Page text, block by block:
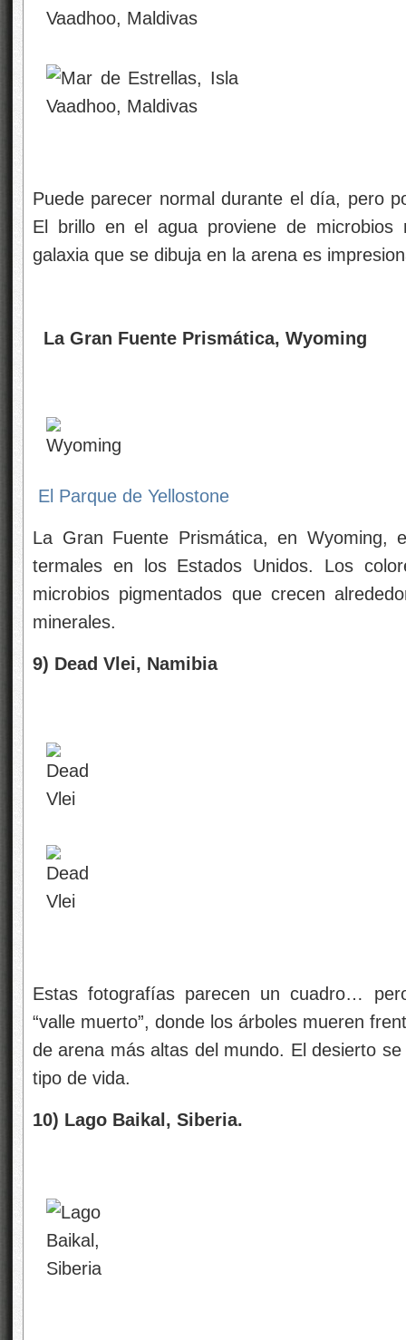
Puede parecer normal durante el día, pero
El brillo en el agua proviene de microbios
galaxia que se dibuja en la arena es
La Gran Fuente Prismática, Wyoming
El Parque de Yellostone
La Gran Fuente Prismática, en Wyoming,
termales en los Estados Unidos. Los
microbios pigmentados que crecen
minerales.
9) Dead Vlei, Namibia
Estas fotografías parecen un cuadro…
“valle muerto”, donde los árboles mueren
de arena más altas del mundo. El desierto
tipo de vida.
10) Lago Baikal, Siberia.